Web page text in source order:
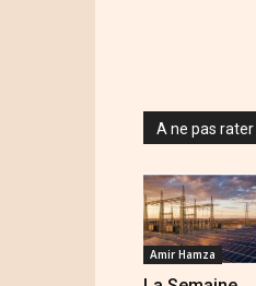
A ne pas rater
Amir Hamza